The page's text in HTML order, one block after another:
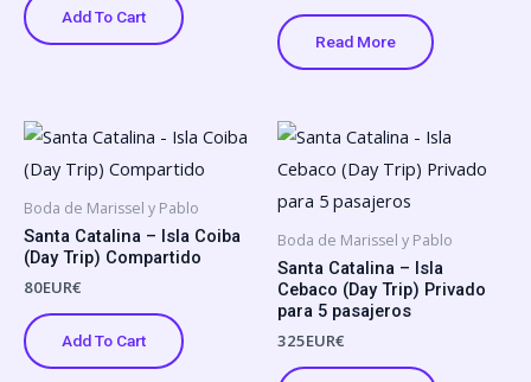
Add To Cart
Read More
Boda de Marissel y Pablo
Santa Catalina – Isla Coiba
(Day Trip) Compartido
80EUR€
Add To Cart
Boda de Marissel y Pablo
Santa Catalina – Isla
Cebaco (Day Trip) Privado
para 5 pasajeros
325EUR€